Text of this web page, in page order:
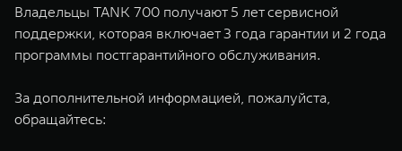
Владельцы TANK 700 получают 5 лет сервисной
поддержки, которая включает 3 года гарантии и 2 года
программы постгарантийного обслуживания.
За дополнительной информацией, пожалуйста,
обращайтесь: